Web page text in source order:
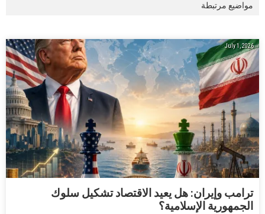
مواضيع مرتبطة
July 1, 2026
ترامب وإيران: هل يعيد الاقتصاد تشكيل سلوك
الجمهورية الإسلامية؟